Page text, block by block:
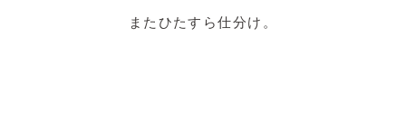
またひたすら仕分け。